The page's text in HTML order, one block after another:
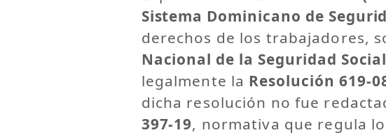
Sistema Dominicano de
derechos de los trabajadores,
Nacional de la Seguridad Social
legalmente la Resolución 619-
dicha resolución no fue
397-19, normativa que regula